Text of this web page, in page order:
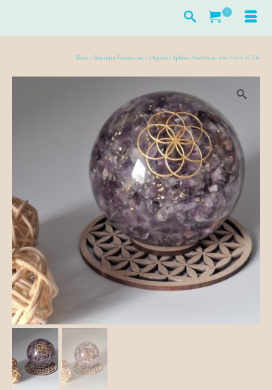
0
Home » Boutique Esotérique » Orgonite Sphère Améthyste avec Fleur de Vie